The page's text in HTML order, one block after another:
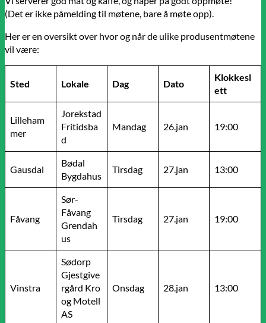
(Det er ikke påmelding til møtene, bare å møte opp).
Her er en oversikt over hvor og når de ulike produsentmøtene
vil være:
Sted Lokale Dag Dato
Klokkesl
ett
Lilleham
mer
Jorekstad
Fritidsba
d
Mandag 26.jan 19:00
Gausdal
Bødal
Bygdahus
Tirsdag 27.jan 13:00
Fåvang
Sør-
Fåvang
Grendah
us
Tirsdag 27.jan 19:00
Vinstra
Sødorp
Gjestgive
rgård Kro
og Motell
AS
Onsdag 28.jan 13:00